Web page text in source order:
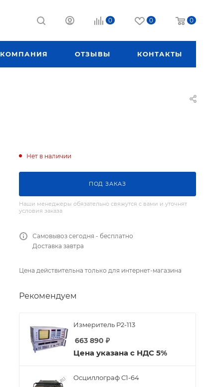
0 0 0
КОМПАНИЯ ОТЗЫВЫ КОНТАКТЫ
Нет в наличии
ПОД ЗАКАЗ
Наши менеджеры обязательно свяжутся с вами и уточнят
условия заказа
Самовывоз сегодня - бесплатно
Доставка завтра
Цена действительна только для интернет-магазина
Рекомендуем
Измеритель Р2-113
663 890 ₽
Цена указана с НДС 5%
Осциллограф С1-64